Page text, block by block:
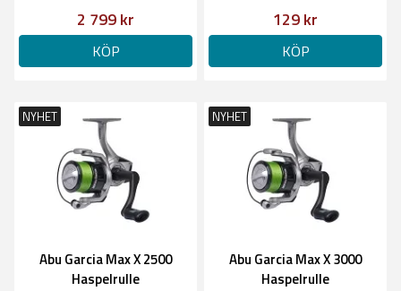
2 799 kr
KÖP
129 kr
KÖP
NYHET
Abu Garcia Max X 2500
Haspelrulle
NYHET
Abu Garcia Max X 3000
Haspelrulle